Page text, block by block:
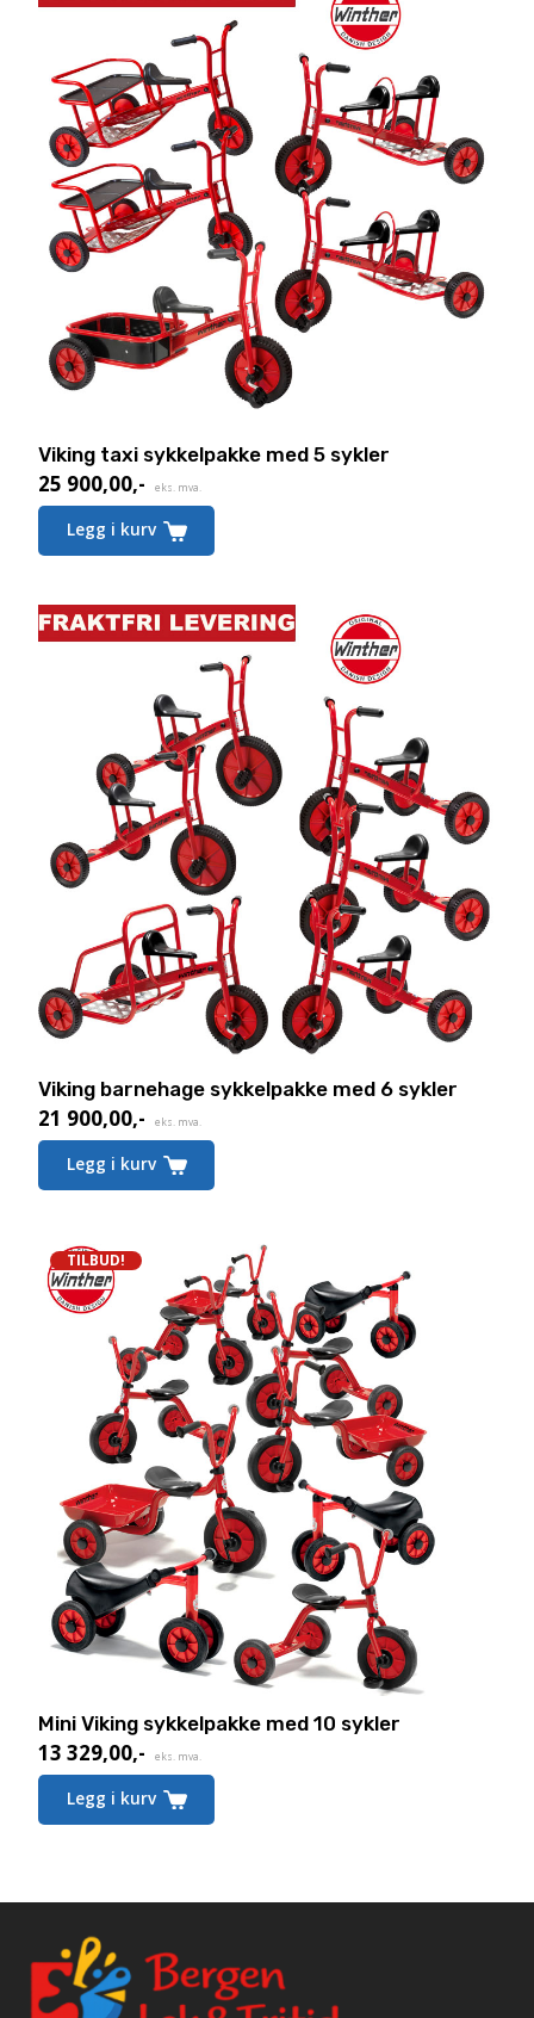
Viking taxi sykkelpakke med 5 sykler
25 900,00,- eks. mva.
Legg i kurv
Viking barnehage sykkelpakke med 6 sykler
21 900,00,- eks. mva.
Legg i kurv
TILBUD!
Mini Viking sykkelpakke med 10 sykler
13 329,00,-
Nåværende
pris
eks. mva.
Legg i kurv